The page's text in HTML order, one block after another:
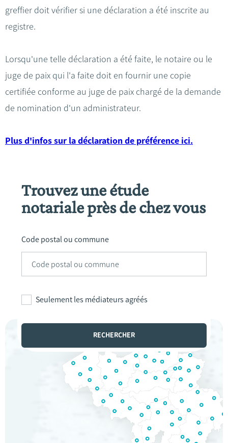
greffier doit vérifier si une déclaration a été inscrite au
registre.
Lorsqu'une telle déclaration a été faite, le notaire ou le
juge de paix qui l'a faite doit en fournir une copie
certifiée conforme au juge de paix chargé de la demande
de nomination d'un administrateur.
Plus d'infos sur la déclaration de préférence ici.
Trouvez une étude
notariale près de chez vous
Code postal ou commune
Seulement les médiateurs agréés